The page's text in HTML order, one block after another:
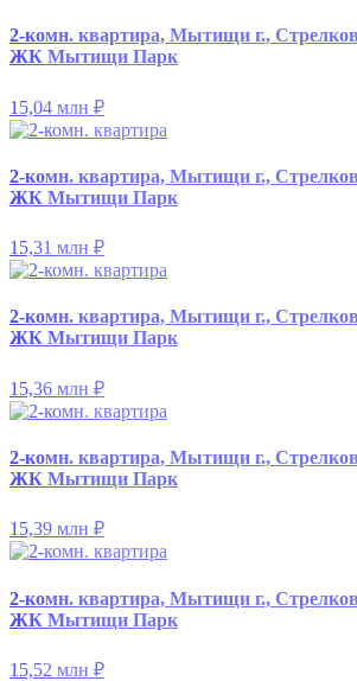
2-комн. квартира, Мытищи г.,
ЖК Мытищи Парк
15,04 млн ₽
2-комн. квартира, Мытищи г.,
ЖК Мытищи Парк
15,31 млн ₽
2-комн. квартира, Мытищи г.,
ЖК Мытищи Парк
15,36 млн ₽
2-комн. квартира, Мытищи г.,
ЖК Мытищи Парк
15,39 млн ₽
2-комн. квартира, Мытищи г.,
ЖК Мытищи Парк
15,52 млн ₽